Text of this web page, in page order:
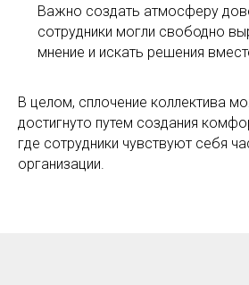
Важно создать атмосферу
сотрудники могли свободно
мнение и искать решения
В целом, сплочение коллектива
достигнуто путем создания
где сотрудники чувствуют себя
организации.